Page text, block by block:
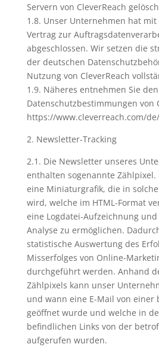
Servern von CleverReach
1.8. Unser Unternehmen hat mit
Vertrag zur
abgeschlossen. Wir setzen die
der deutschen
Nutzung von CleverReach
1.9. Näheres entnehmen Sie den
Datenschutzbestimmungen von
https://www.cleverreach.com/
2. Newsletter-Tracking
2.1. Die Newsletter unseres
enthalten sogenannte Zählpixel.
eine Miniaturgrafik, die in
wird, welche im HTML-Format
eine Logdatei-Aufzeichnung
Analyse zu ermöglichen.
statistische Auswertung des
Misserfolges von Online-
durchgeführt werden. Anhand
Zählpixels kann unser
und wann eine E-Mail von einer
geöffnet wurde und welche in
befindlichen Links von der
aufgerufen wurden.